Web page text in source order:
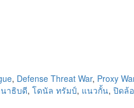
, Defense Threat War, Proxy
าธิบดี, โดนัล ทรัมป์, แนวกั้น, ปิดล้